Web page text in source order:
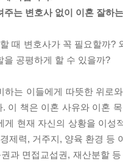
주는 변호사 없이 이혼 잘하
때 변호사가 꼭 필요할까?
을 공평하게 할 수 있을까?
하는 이들에게 따뜻한 위로
이 책은 이혼 사유와 이혼
게 현재 자신의 상황을 이
제력, 거주지, 양육 환경 등
과 면접교섭권, 재산분할